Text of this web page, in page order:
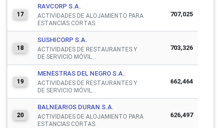
17
RAVCORP S.A.
ACTIVIDADES DE ALOJAMIENTO PARA
ESTANCIAS CORTAS.
707,025
18
SUSHICORP S.A.
ACTIVIDADES DE RESTAURANTES Y
DE SERVICIO MÓVIL...
703,326
19
MENESTRAS DEL NEGRO S.A.
ACTIVIDADES DE RESTAURANTES Y
DE SERVICIO MÓVIL...
662,464
20
BALNEARIOS DURAN S.A.
ACTIVIDADES DE ALOJAMIENTO PARA
ESTANCIAS CORTAS.
626,497